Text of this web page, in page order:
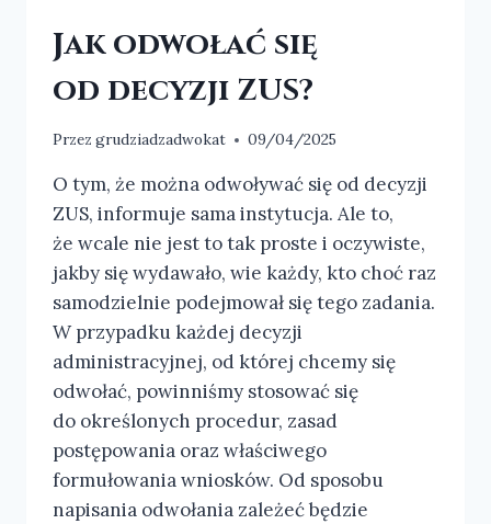
Jak odwołać się
od decyzji ZUS?
Przez grudziadzadwokat 09/04/2025
O tym, że można odwoływać się od decyzji
ZUS, informuje sama instytucja. Ale to,
że wcale nie jest to tak proste i oczywiste,
jakby się wydawało, wie każdy, kto choć raz
samodzielnie podejmował się tego zadania.
W przypadku każdej decyzji
administracyjnej, od której chcemy się
odwołać, powinniśmy stosować się
do określonych procedur, zasad
postępowania oraz właściwego
formułowania wniosków. Od sposobu
napisania odwołania zależeć będzie